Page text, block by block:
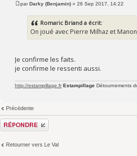
parDarky (Benjamin) » 26 Sep 2017, 14:22
Romaric Briand a écrit:
On joué avec Pierre Milhaz et
Je confirme les faits.
je confirme le ressenti aussi.
http://estampillage.fr Estampillage Détournements
Précédente
Répondre
Retourner vers Le Val